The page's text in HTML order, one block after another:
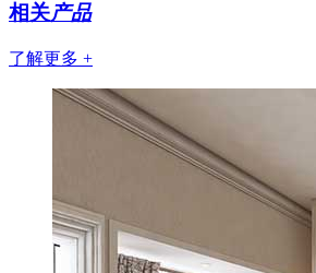
相关产品
了解更多 +